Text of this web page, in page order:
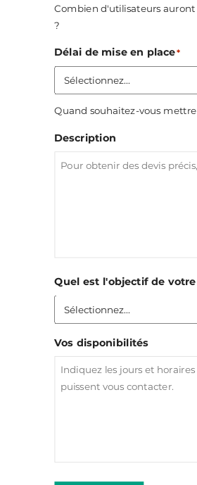
Combien d'utilisateurs auront
?
Délai de mise en place*
Quand souhaitez-vous
Description
Quel est l'objectif de
Vos disponibilités